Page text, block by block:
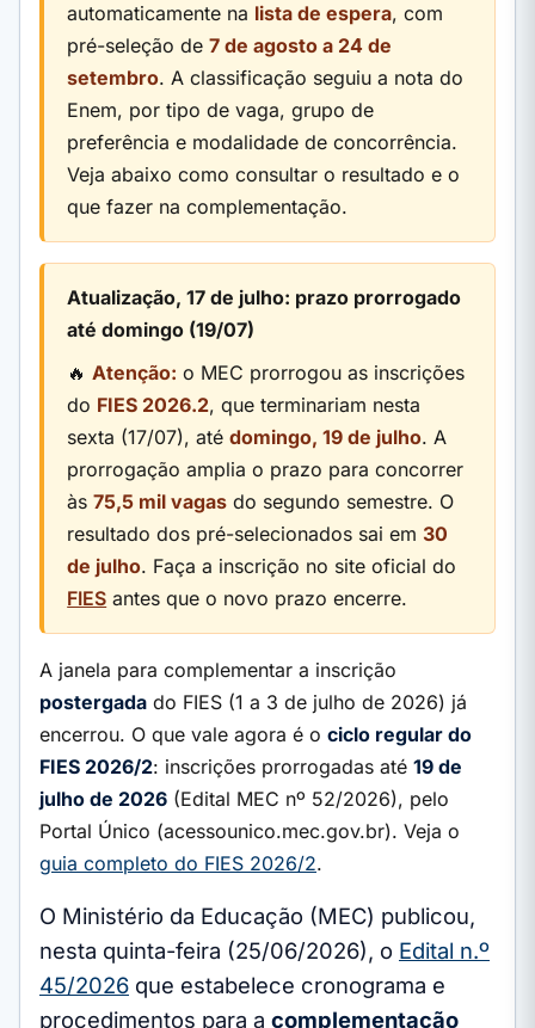
automaticamente na lista de espera, com
pré-seleção de7 de agosto a 24 de
setembro. A classificação seguiu a nota do
Enem, por tipo de vaga, grupo de
preferência e modalidade de concorrência.
Veja abaixo como consultar o resultado e o
que fazer na complementação.
Atualização, 17 de julho: prazo prorrogado
até domingo (19/07)
🔥Atenção: o MEC prorrogou as inscrições
do FIES 2026.2, que terminariam nesta
sexta (17/07), atédomingo, 19 de julho. A
prorrogação amplia o prazo para concorrer
às75,5 mil vagas do segundo semestre. O
resultado dos pré-selecionados sai em 30
de julho. Faça a inscrição no site oficial do
FIES antes que o novo prazo encerre.
A janela para complementar a inscrição
postergada do FIES (1 a 3 de julho de 2026) já
encerrou. O que vale agora é o ciclo regular do
FIES 2026/2: inscrições prorrogadas até 19 de
julho de 2026 (Edital MEC nº 52/2026), pelo
Portal Único (acessounico.mec.gov.br). Veja o
guia completo do FIES 2026/2.
O Ministério da Educação (MEC) publicou,
nesta quinta-feira (25/06/2026), o Edital n.º
45/2026 que estabelece cronograma e
procedimentos para a complementação